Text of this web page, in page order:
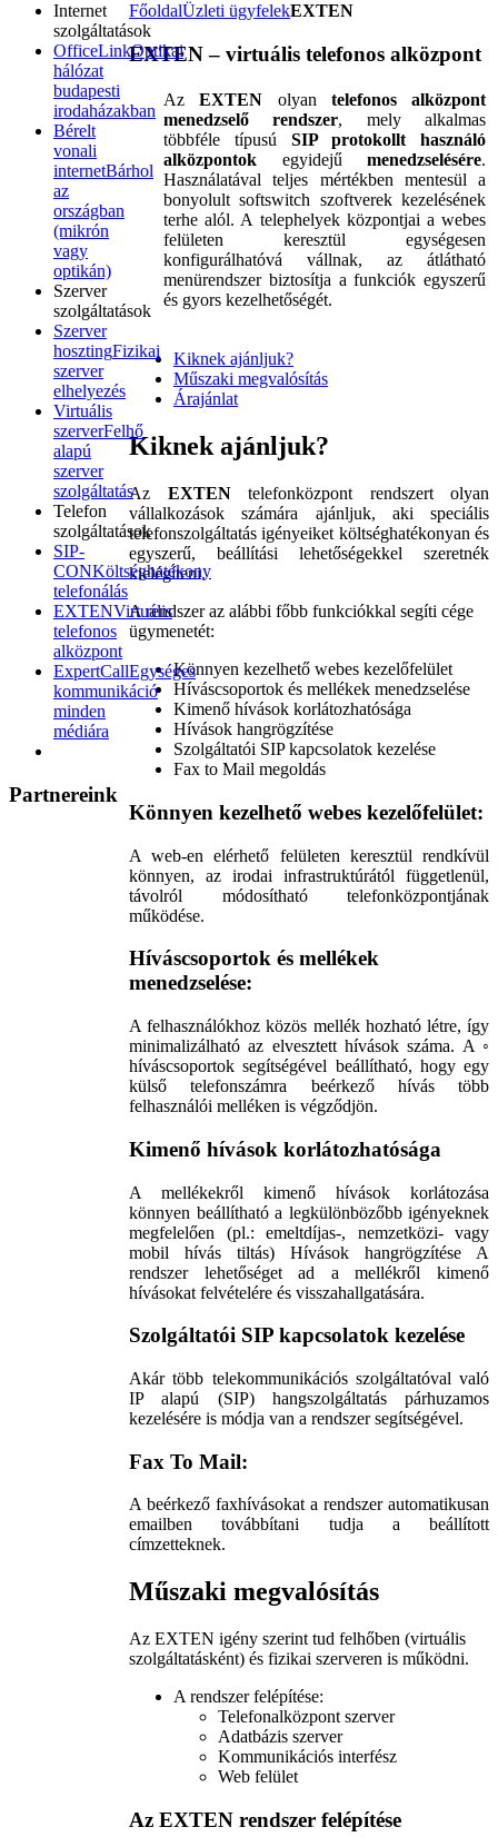
FőoldalÜzleti ügyfelekEXTEN
EXTEN – virtuális telefonos alközpont
AzEXTEN olyan telefonos alközpont
menedzselő rendszer, mely alkalmas
többféle típusú SIP protokollt használó
alközpontok egyidejű menedzselésére.
Használatával teljes mértékben mentesül a
bonyolult softswitch szoftverek kezelésének
terhe alól. A telephelyek központjai a webes
felületen keresztül egységesen
konfigurálhatóvá vállnak, az átlátható
menürendszer biztosítja a funkciók egyszerű
és gyors kezelhetőségét.
Kiknek ajánljuk?
Műszaki megvalósítás
Árajánlat
Kiknek ajánljuk?
Az EXTENtelefonközpont rendszert olyan
vállalkozások számára ajánljuk, aki speciális
telefonszolgáltatás igényeiket költséghatékonyan és
egyszerű, beállítási lehetőségekkel szeretnék
kielégíteni.
A rendszer az alábbi főbb funkciókkal segíti cége
ügymenetét:
Könnyen kezelhető webes kezelőfelület
Híváscsoportok és mellékek menedzselése
Kimenő hívások korlátozhatósága
Hívások hangrögzítése
Szolgáltatói SIP kapcsolatok kezelése
Fax to Mail megoldás
Könnyen kezelhető webes kezelőfelület:
A web-en elérhető felületen keresztül rendkívül
könnyen, az irodai infrastruktúrától függetlenül,
távolról módosítható telefonközpontjának
működése.
Híváscsoportok és mellékek
menedzselése:
A felhasználókhoz közös mellék hozható létre, így
minimalizálható az elvesztett hívások száma. A ◦
híváscsoportok segítségével beállítható, hogy egy
külső telefonszámra beérkező hívás több
felhasználói melléken is végződjön.
Kimenő hívások korlátozhatósága
A mellékekről kimenő hívások korlátozása
könnyen beállítható a legkülönbözőbb igényeknek
megfelelően (pl.: emeltdíjas-, nemzetközi- vagy
mobil hívás tiltás) Hívások hangrögzítése A
rendszer lehetőséget ad a mellékről kimenő
hívásokat felvételére és visszahallgatására.
Szolgáltatói SIP kapcsolatok kezelése
Akár több telekommunikációs szolgáltatóval való
IP alapú (SIP) hangszolgáltatás párhuzamos
kezelésére is módja van a rendszer segítségével.
Fax To Mail:
A beérkező faxhívásokat a rendszer automatikusan
emailben továbbítani tudja a beállított
címzetteknek.
Műszaki megvalósítás
Az EXTEN igény szerint tud felhőben (virtuális
szolgáltatásként) és fizikai szerveren is működni.
A rendszer felépítése:
Telefonalközpont szerver
Adatbázis szerver
Kommunikációs interfész
Web felület
Az EXTEN rendszer felépítése
Internet
szolgáltatások
OfficeLinkOptikai
hálózat
budapesti
irodaházakban
Bérelt
vonali
internetBárhol
az
országban
(mikrón
vagy
optikán)
Szerver
szolgáltatások
Szerver
hosztingFizikai
szerver
elhelyezés
Virtuális
szerverFelhő
alapú
szerver
szolgáltatás
Telefon
szolgáltatások
SIP-
CONKöltséghatékony
telefonálás
EXTENVirtuális
telefonos
alközpont
ExpertCallEgységes
kommunikáció
minden
médiára
Partnereink